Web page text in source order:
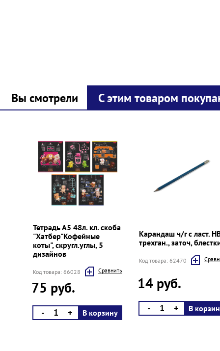
Вы смотрели С этим товаром
Тетрадь А5 48л. кл. скоба
"Хатбер"Кофейные
коты", скругл.углы, 5
дизайнов
Код товара: 66028 Cравнить
75 руб.
- + В корзину
Карандаш ч/г с ласт.
трехган., заточ,
Код товара: 62470
14 руб.
- + В